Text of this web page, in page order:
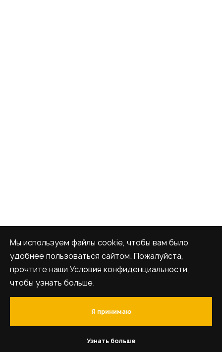
Мы используем файлы cookie, чтобы вам было
удобнее пользоваться сайтом. Пожалуйста,
прочтите наши Условия конфиденциальности,
чтобы узнать больше.
Я принимаю
Узнать больше